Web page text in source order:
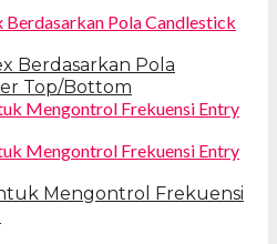
Berdasarkan Pola
Top/Bottom
Mengontrol Frekuensi